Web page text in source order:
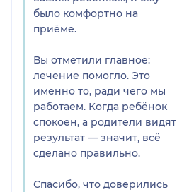
было комфортно на
приёме.
Вы отметили главное:
лечение помогло. Это
именно то, ради чего мы
работаем. Когда ребёнок
спокоен, а родители видят
результат — значит, всё
сделано правильно.
Спасибо, что доверились